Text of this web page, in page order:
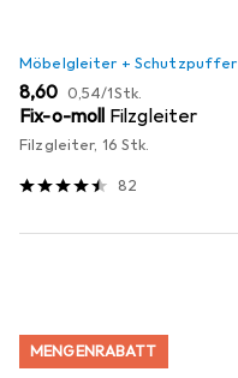
Möbelgleiter + Schutzpuffer
EUR
8,60 EUR
0,54/1Stk.
Fix-o-moll Filzgleiter
Filzgleiter, 16 Stk.
82
MENGENRABATT